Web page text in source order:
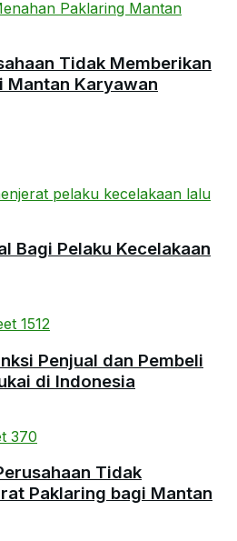
Tidak Memberikan
Mantan Karyawan
Bagi Pelaku Kecelakaan
1512
Penjual dan Pembeli
di Indonesia
370
Tidak
Paklaring bagi Mantan